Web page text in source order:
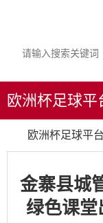
欧洲杯足球
欧洲杯足球平
金寨县城
绿色课堂